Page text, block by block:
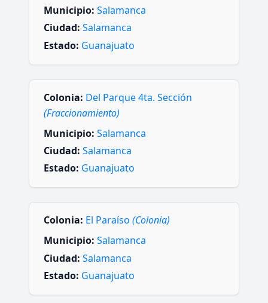
Municipio: Salamanca
Ciudad: Salamanca
Estado: Guanajuato
Colonia: Del Parque 4ta. Sección
(Fraccionamiento)
Municipio: Salamanca
Ciudad: Salamanca
Estado: Guanajuato
Colonia: El Paraíso (Colonia)
Municipio: Salamanca
Ciudad: Salamanca
Estado: Guanajuato